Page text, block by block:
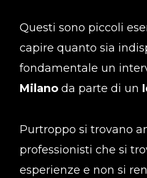
Questi sono piccoli
capire quanto sia
fondamentale un
Milanoda parte di un
Purtroppo si trovano
professionisti che si
esperienze e non si